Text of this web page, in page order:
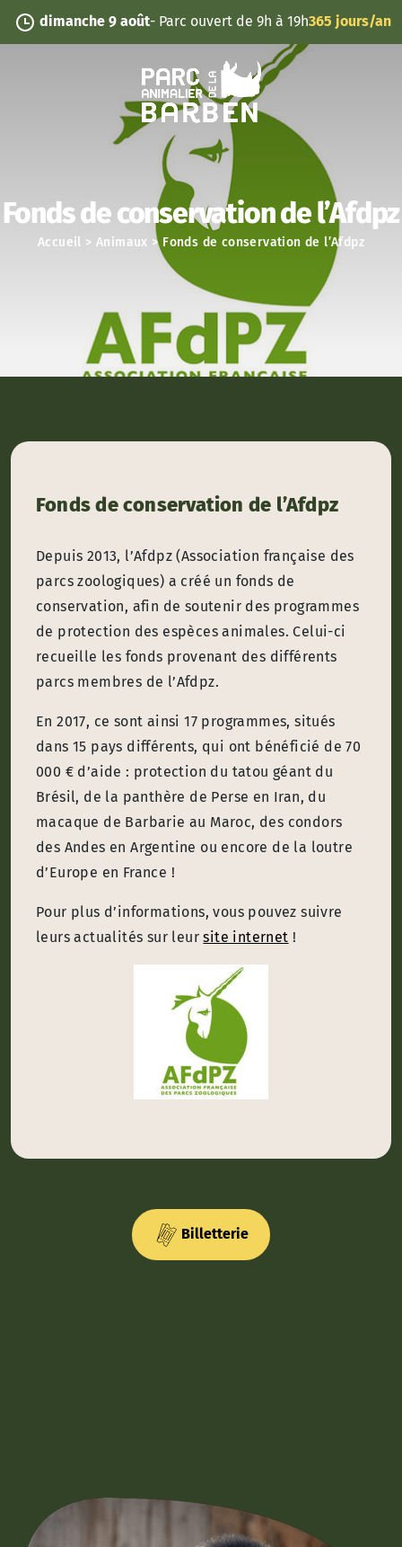
Panneau de gestion des cookies
dimanche 9 août- Parc ouvert de 9h à 19h 365 jours/an
Fonds de conservation de l’Afdpz
Accueil >Animaux > Fonds de conservation de l’Afdpz
Fonds de conservation de l’Afdpz
Depuis 2013, l’Afdpz (Association française des
parcs zoologiques) a créé un fonds de
conservation, afin de soutenir des programmes
de protection des espèces animales. Celui-ci
recueille les fonds provenant des différents
parcs membres de l’Afdpz.
En 2017, ce sont ainsi 17 programmes, situés
dans 15 pays différents, qui ont bénéficié de 70
000 € d’aide : protection du tatou géant du
Brésil, de la panthère de Perse en Iran, du
macaque de Barbarie au Maroc, des condors
des Andes en Argentine ou encore de la loutre
d’Europe en France !
Pour plus d’informations, vous pouvez suivre
leurs actualités sur leursite internet !
Billetterie